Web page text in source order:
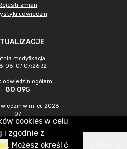
zmian
odwiedzin
modyfikacja
08-07 07:26:32
odwiedzin ogółem
80 095
w m-cu 2026-
07
213
cookies w celu
i zgodnie z
. Możesz określić